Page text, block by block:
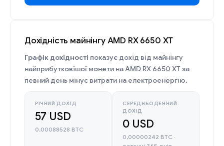
Дохідність майнінгу AMD RX 6650 XT
Графік дохідності показує дохід від майнінгу
найприбутковішої монети на AMD RX 6650 XT за
певний день мінус витрати на електроенергію.
РІЧНИЙ ДОХІД
57 USD
0,00088528 BTC
СЕРЕДНЬОДЕННИЙ
ДОХІД
0 USD
0,00000242 BTC ·